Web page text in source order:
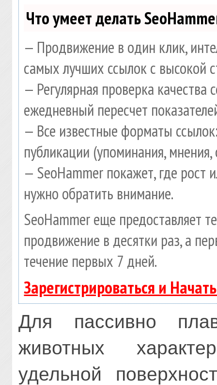
Что умеет делать
— Продвижение в один клик,
самых лучших ссылок с высокой
— Регулярная проверка
ежедневный пересчет
— Все известные форматы
публикации (упоминания,
— SeoHammer покажет, где рост
нужно обратить внимание.
SeoHammer еще предоставляет
продвижение в десятки раз, а
течение первых 7 дней.
Зарегистрироваться и
Для пассивно
животных
удельной